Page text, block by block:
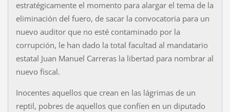
estratégicamente el momento para alargar el tema de la
eliminación del fuero, de sacar la convocatoria para un
nuevo auditor que no esté contaminado por la
corrupción, le han dado la total facultad al mandatario
estatal Juan Manuel Carreras la libertad para nombrar al
nuevo fiscal.
Inocentes aquellos que crean en las lágrimas de un
reptil, pobres de aquellos que confíen en un diputado